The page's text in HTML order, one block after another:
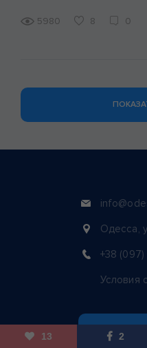
13 2
войны бренд Valesto
помогать. Мы гордимся
продвижением бренда
5980 8 0
Одесса,
+38
Условия